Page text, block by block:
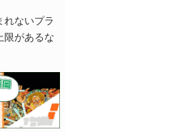
ないプラ
限があるな